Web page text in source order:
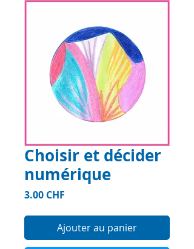
Choisir et décider
numérique
3.00 CHF
Ajouter au panier